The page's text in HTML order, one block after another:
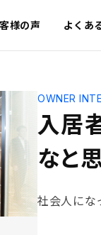
様の声 よくあ
入居
なと
OWNER
社会人にな